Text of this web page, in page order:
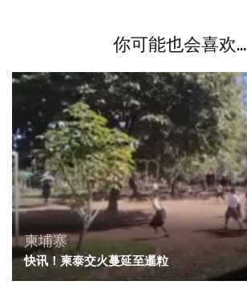
你可能也会喜欢...
柬埔寨
快讯！柬泰交火蔓延至暹粒